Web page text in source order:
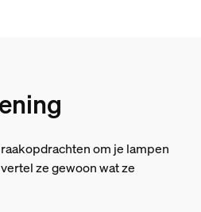
om je lampen
ze gewoon wat ze